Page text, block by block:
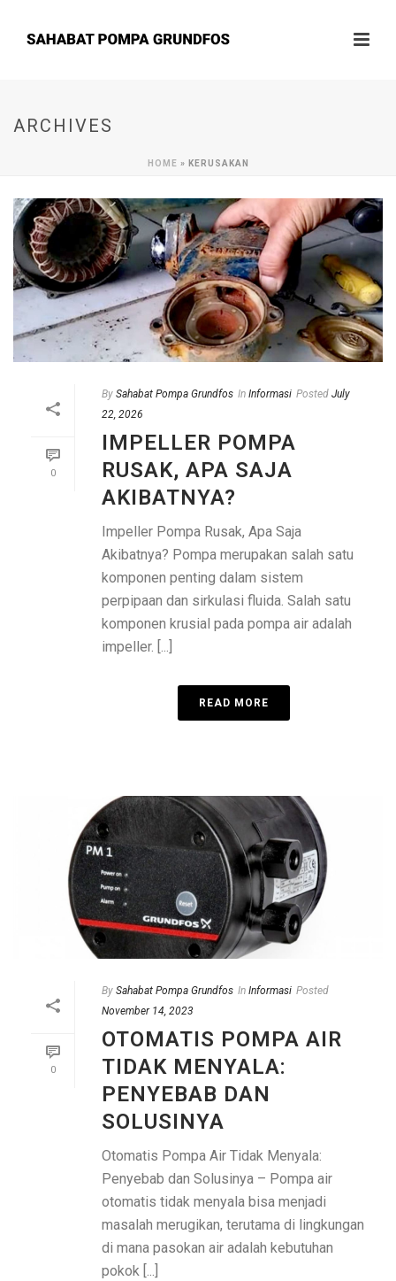
ARCHIVES
HOME » KERUSAKAN
0
By Sahabat Pompa Grundfos In Informasi Posted July
22, 2026
IMPELLER POMPA
RUSAK, APA SAJA
AKIBATNYA?
Impeller Pompa Rusak, Apa Saja
Akibatnya? Pompa merupakan salah satu
komponen penting dalam sistem
perpipaan dan sirkulasi fluida. Salah satu
komponen krusial pada pompa air adalah
impeller. [...]
READ MORE
0
By Sahabat Pompa Grundfos In Informasi Posted
November 14, 2023
OTOMATIS POMPA AIR
TIDAK MENYALA:
PENYEBAB DAN
SOLUSINYA
Otomatis Pompa Air Tidak Menyala:
Penyebab dan Solusinya – Pompa air
otomatis tidak menyala bisa menjadi
masalah merugikan, terutama di lingkungan
di mana pasokan air adalah kebutuhan
pokok [...]